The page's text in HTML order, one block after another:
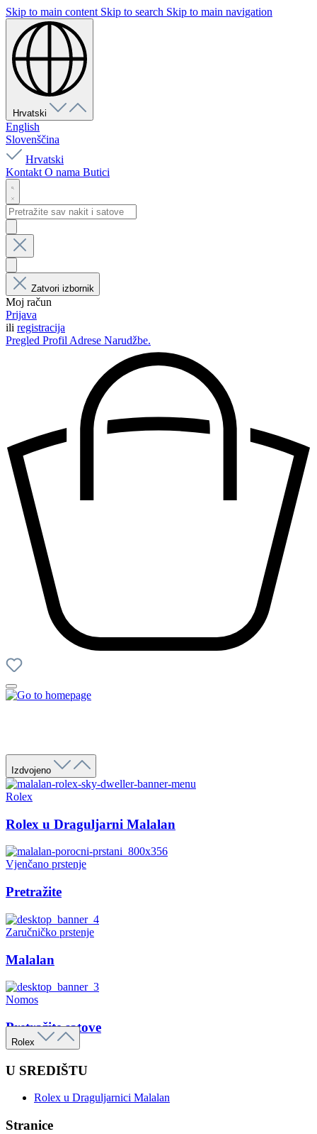
Skip to main content Skip to search Skip to main navigation
Hrvatski
English
Slovenščina
Hrvatski
Kontakt O nama Butici
Zatvori izbornik
Moj račun
Prijava
ili registracija
Pregled Profil Adrese Narudžbe.
Izdvojeno
Rolex
Rolex u Draguljarni Malalan
Vjenčano prstenje
Pretražite
Zaručničko prstenje
Malalan
Nomos
Pretražite satove
Rolex
U SREDIŠTU
Rolex u Draguljarnici Malalan
Stranice